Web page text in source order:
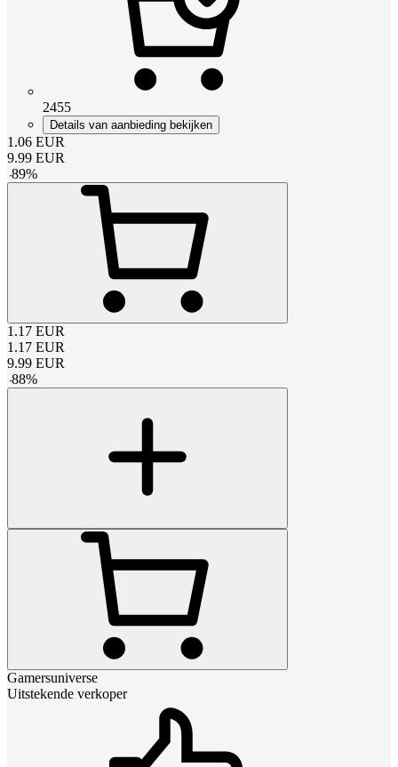
2455
Details van aanbieding bekijken
1.06 EUR
9.99 EUR
-89%
1.17 EUR
1.17 EUR
9.99 EUR
-88%
Gamersuniverse
Uitstekende verkoper